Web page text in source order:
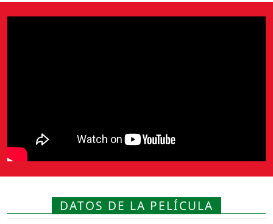
DATOS DE LA PELÍCULA